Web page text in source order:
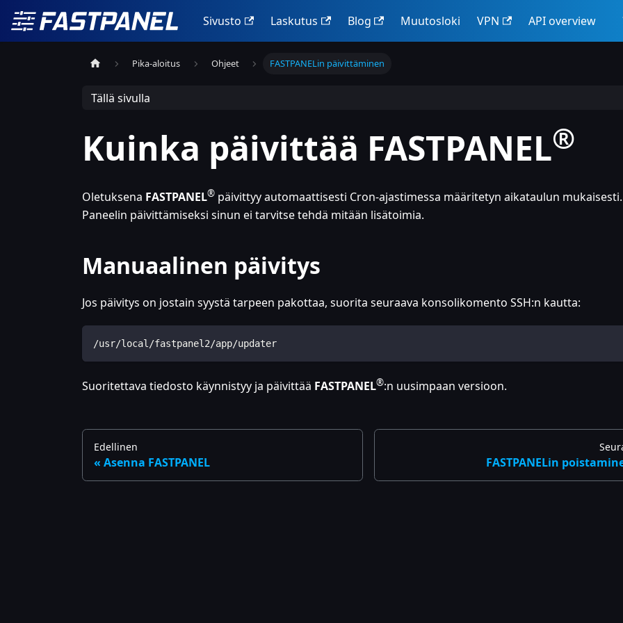
Sivusto Laskutus Blog Muutosloki VPN API overview
Pika-aloitus Ohjeet FASTPANELin päivittäminen
Tällä sivulla
Kuinka päivittää FASTPANEL®
Oletuksena FASTPANEL® päivittyy automaattisesti Cron-ajastimessa määritetyn aikataulun mukaisesti.
Paneelin päivittämiseksi sinun ei tarvitse tehdä mitään lisätoimia.
Manuaalinen päivitys
Jos päivitys on jostain syystä tarpeen pakottaa, suorita seuraava konsolikomento SSH:n kautta:
/usr/local/fastpanel2/app/updater
Suoritettava tiedosto käynnistyy ja päivittää FASTPANEL®:n uusimpaan versioon.
Edellinen
Asenna FASTPANEL FASTPANELin